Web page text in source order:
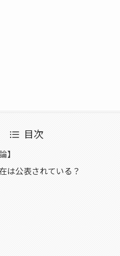
目次
】
は公表されている？